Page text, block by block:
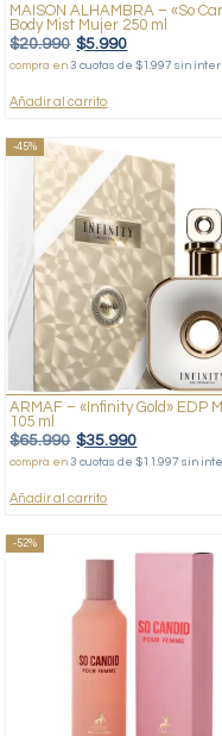
MAISON ALHAMBRA – «So
Body Mist Mujer 250 ml
$20.990 $5.990
compra en3 cuotas de $1.997 sin
Añadir al carrito
-45%
ARMAF – «Infinity Gold» EDP
105 ml
$65.990 $35.990
compra en3 cuotas de $11.997 sin
Añadir al carrito
-52%